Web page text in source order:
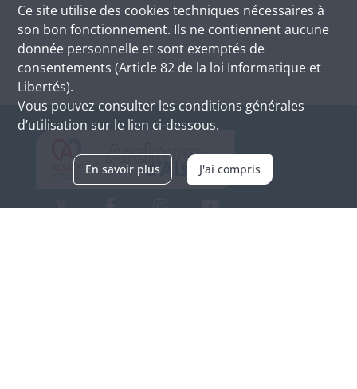
Ce site utilise des cookies techniques nécessaires à
son bon fonctionnement. Ils ne contiennent aucune
donnée personnelle et sont exemptés de
consentements (Article 82 de la loi Informatique et
Libertés).
Vous pouvez consulter les conditions générales
d’utilisation sur le lien ci-dessous.
En savoir plus J'ai compris